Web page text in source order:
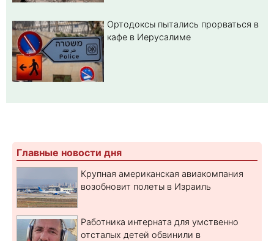
Ортодоксы пытались прорваться в
кафе в Иерусалиме
Главные новости дня
Крупная американская авиакомпания
возобновит полеты в Израиль
Работника интерната для умственно
отсталых детей обвинили в